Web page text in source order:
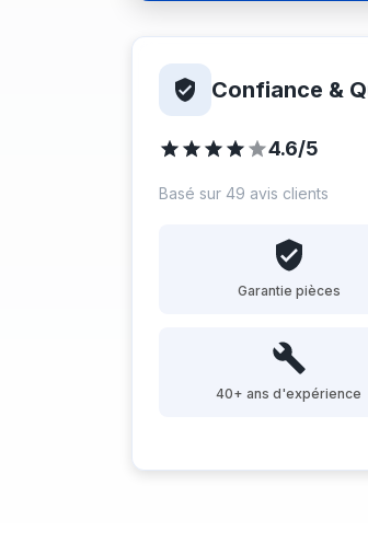
Confiance &
4.6/5
Basé sur 49 avis clients
Garantie pièces
40+ ans d'expérience